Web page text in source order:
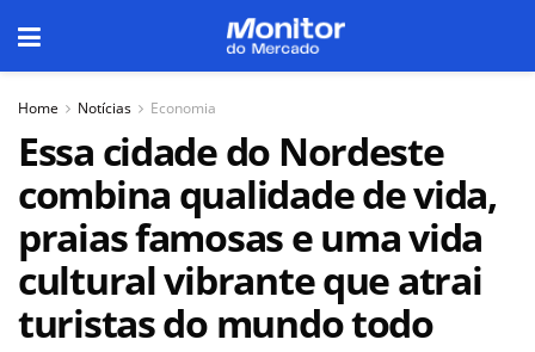
Home Notícias Economia
Essa cidade do Nordeste
combina qualidade de vida,
praias famosas e uma vida
cultural vibrante que atrai
turistas do mundo todo